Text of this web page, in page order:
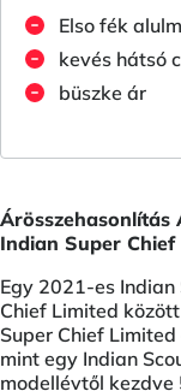
Elso fék
kevés hátsó
büszke ár
Árösszehasonlítás
Indian Super
Egy 2021-es
Chief Limited
Super Chief
mint egy Indian
modellévtől